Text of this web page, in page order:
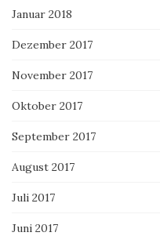
Januar 2018
Dezember 2017
November 2017
Oktober 2017
September 2017
August 2017
Juli 2017
Juni 2017